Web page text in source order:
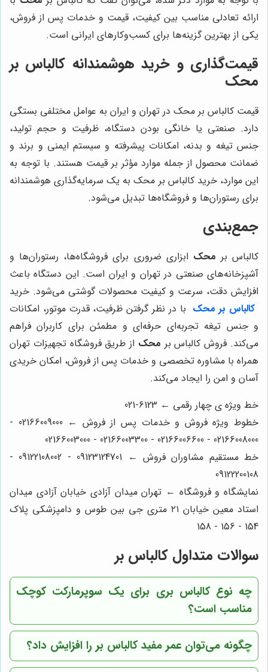
ارائه تعادلی مناسب بین کیفیت، قیمت و خدمات پس از فروش،
یکی از بهترین گزینه‌ها برای کسب‌وکارهای ایرانی است.
قیمت‌گذاری و خرید هوشمندانه کالباس بر
محک
قیمت کالباس بر محک در تهران و ایران به عوامل مختلفی بستگی
دارد. صنعتی یا خانگی بودن دستگاه، ظرفیت و حجم تولید،
جنس تیغه و بدنه، امکانات پیشرفته و سیستم ایمنی و برند و
ضمانت محصول از جمله موارد مؤثر بر قیمت هستند. با توجه به
این موارد، خرید کالباس بر محک به یک سرمایه‌گذاری هوشمندانه
برای رستوران‌ها و فروشگاه‌ها تبدیل می‌شود.
جمع‌بندی
کالباس بر محک ابزاری ضروری برای فروشگاه‌ها، رستوران‌ها و
آشپزخانه‌های صنعتی در تهران و ایران است. این دستگاه باعث
افزایش دقت، سرعت و کیفیت محصولات گوشتی می‌شود. خرید
کالباس بر محک با در نظر گرفتن ظرفیت، قدرت موتور، امکانات
و جنس تیغه تجربه‌ای حرفه‌ای و مطمئن برای کاربران فراهم
می‌کند. فروش کالباس بر محک از طریق فروشگاه تجهیزات تهران
همراه با مشاوره تخصصی و خدمات پس از فروش، امکان خریدی
آسان و امن را ایجاد می‌کند.
خط ویژه ی چهار رقمی ← 6123-021
خطوط ویژه فروش و خدمات پس از فروش ← 02166009000 -
02166008000 - 02166006600 - 02166003300 - 02166003000
خط مستقیم مشاوران فروش ← 09123124701 - 09122108002 -
09122200108
نمایشگاه و فروشگاه ← تهران میدان آزادی خیابان آزادی میدان
استاد معین خیابان ۲۱ متری جی بین طوس و دامپزشکی پلاک
154 - 156 - 158
سوالات متداول کالباس بر
چه نوع کالباس بری برای یک سوپرمارکت کوچک
مناسب است؟
چگونه می‌توان عمر مفید کالباس بر را افزایش داد؟